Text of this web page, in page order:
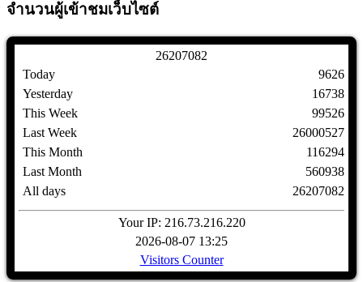
จำนวนผู้เข้าชมเว็บไซต์
26207082
Today
Yesterday
This Week
Last Week
This Month
Last Month
All days
9626
16738
99526
26000527
116294
560938
26207082
Your IP: 216.73.216.220
2026-08-07 13:25
Visitors Counter